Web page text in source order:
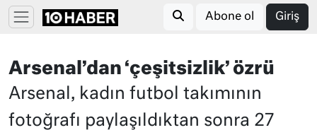
Abone ol Giriş
Arsenal’dan ‘çeşitsizlik’ özrü
Arsenal, kadın futbol takımının
fotoğrafı paylaşıldıktan sonra 27